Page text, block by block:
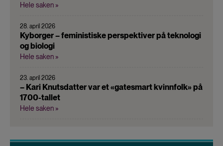
Hele saken »
28. april 2026
Kyborger – feministiske perspektiver på teknologi
og biologi
Hele saken »
23. april 2026
– Kari Knutsdatter var et «gatesmart kvinnfolk» på
1700-tallet
Hele saken »